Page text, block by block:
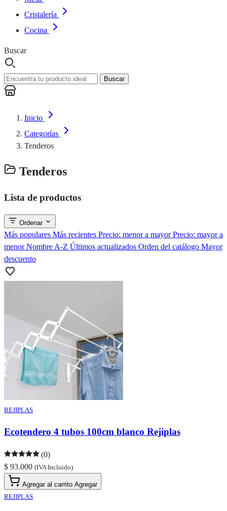
Cristalería
Cocina
Buscar
Buscar
Inicio
Categorías
Tenderos
Tenderos
Lista de productos
Ordenar
Más populares Más recientes Precio: menor a mayorPrecio: mayor a
menorNombre A-Z Últimos actualizados Orden del catálogo Mayor
descuento
REJIPLAS
Ecotendero 4 tubos 100cm blanco Rejiplas
(0)
$ 93.000 (IVA Incluido)
Agregar al carrito Agregar
REJIPLAS